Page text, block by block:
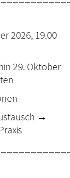
2026, 19.00
29. Oktober
→